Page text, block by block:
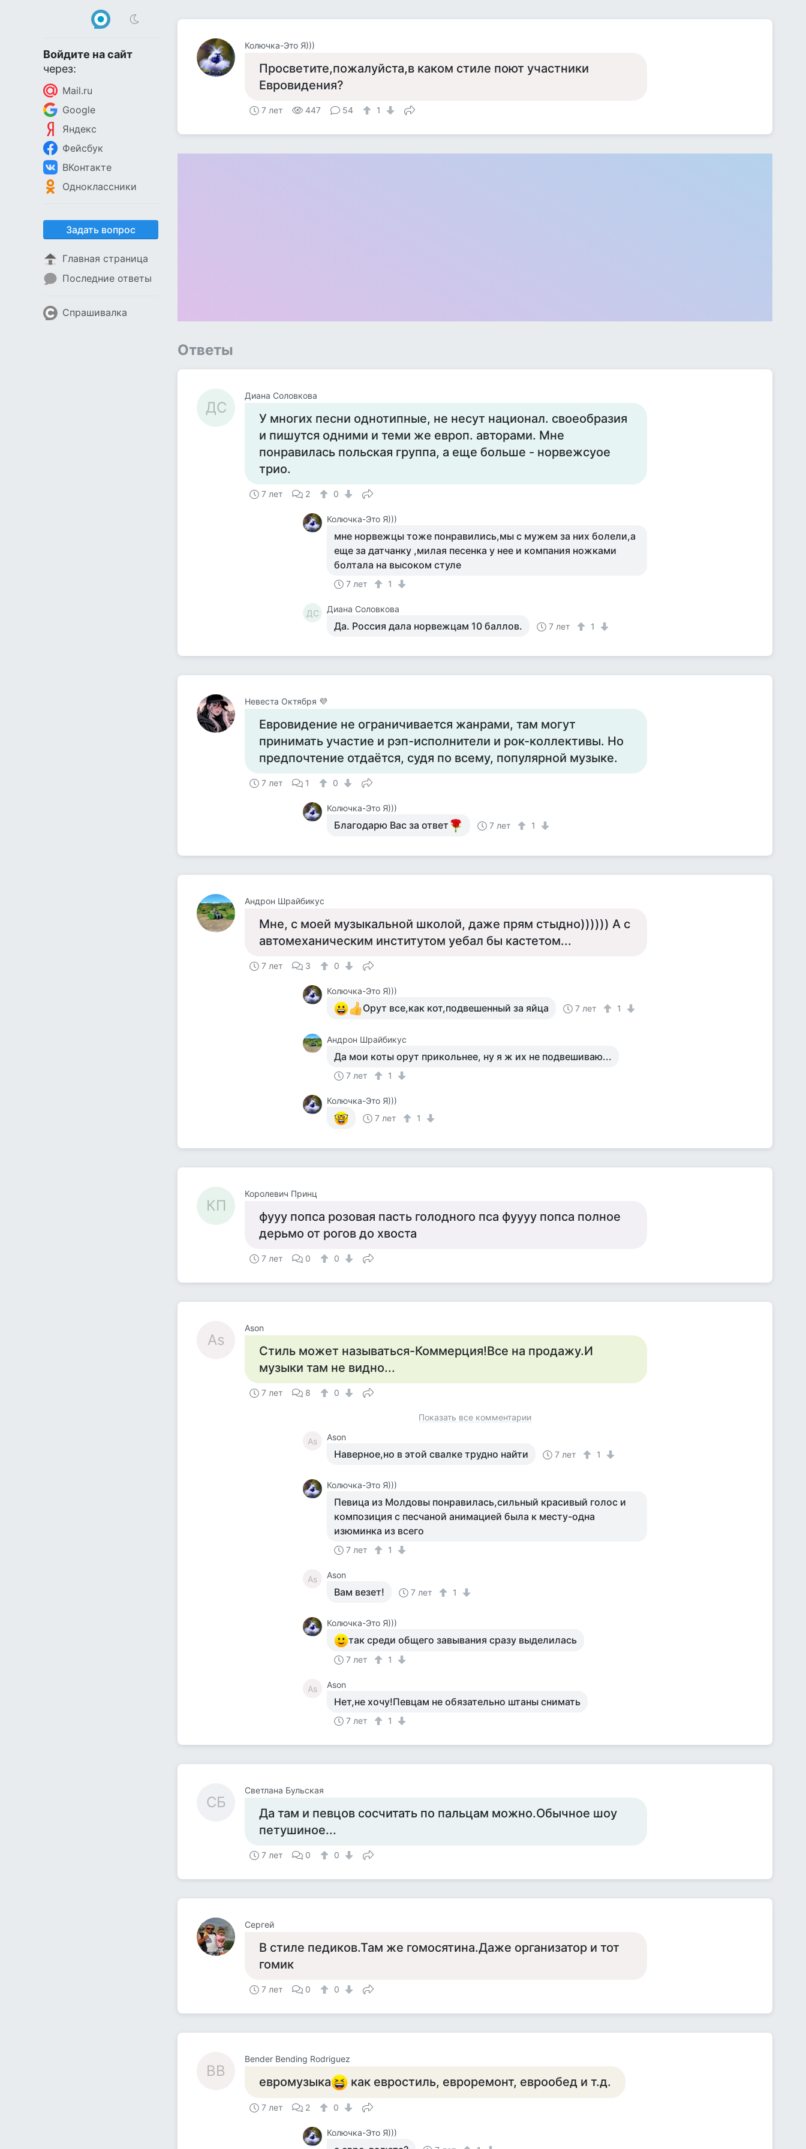
Войдите на сайт
через:
Mail.ru
Google
Яндекс
Фейсбук
ВКонтакте
Одноклассники
Задать вопрос
Главная страница
Последние ответы
Спрашивалка
Колючка-Это Я)))
Просветите,пожалуйста,в каком стиле поют участники
Евровидения?
7 лет 447 54 1
Ответы
ДС
Диана Соловкова
У многих песни однотипные, не несут национал. своеобразия
и пишутся одними и теми же европ. авторами. Мне
понравилась польская группа, а еще больше - норвежсуое
трио.
7 лет 2 0
Колючка-Это Я)))
мне норвежцы тоже понравились,мы с мужем за них болели,а
еще за датчанку ,милая песенка у нее и компания ножками
болтала на высоком стуле
7 лет 1
ДС Диана Соловкова
Да. Россия дала норвежцам 10 баллов. 7 лет 1
Невеста Октября 💜
Евровидение не ограничивается жанрами, там могут
принимать участие и рэп-исполнители и рок-коллективы. Но
предпочтение отдаётся, судя по всему, популярной музыке.
7 лет 1 0
Колючка-Это Я)))
Благодарю Вас за ответ 7 лет 1
Андрон Шрайбикус
Мне, с моей музыкальной школой, даже прям стыдно)))))) А с
автомеханическим институтом уебал бы кастетом...
7 лет 3 0
Колючка-Это Я)))
Орут все,как кот,подвешенный за яйца 7 лет 1
Андрон Шрайбикус
Да мои коты орут прикольнее, ну я ж их не подвешиваю...
7 лет 1
Колючка-Это Я)))
7 лет
1
КП
Королевич Принц
фууу попса розовая пасть голодного пса фуууу попса полное
дерьмо от рогов до хвоста
7 лет 0 0
As
Ason
Стиль может называться-Коммерция!Все на продажу.И
музыки там не видно...
7 лет 8 0
Показать все комментарии
As Ason
Наверное,но в этой свалке трудно найти 7 лет 1
Колючка-Это Я)))
Певица из Молдовы понравилась,сильный красивый голос и
композиция с песчаной анимацией была к месту-одна
изюминка из всего
7 лет 1
As Ason
Вам везет! 7 лет 1
Колючка-Это Я)))
так среди общего завывания сразу выделилась
7 лет 1
As Ason
Нет,не хочу!Певцам не обязательно штаны снимать
7 лет 1
СБ
Светлана Бульская
Да там и певцов сосчитать по пальцам можно.Обычное шоу
петушиное...
7 лет 0 0
Сергей
В стиле педиков.Там же гомосятина.Даже организатор и тот
гомик
7 лет 0 0
BB
Bender Bending Rodriguez
евромузыка как евростиль, евроремонт, еврообед и т.д.
7 лет 2 0
Колючка-Это Я)))